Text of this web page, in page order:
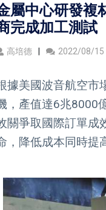
屬中心研發複
完成加工測試
高培德 2022/08/15
據美國波音航空市
，產值達6兆8000
關爭取國際訂單成
，降低成本同時提